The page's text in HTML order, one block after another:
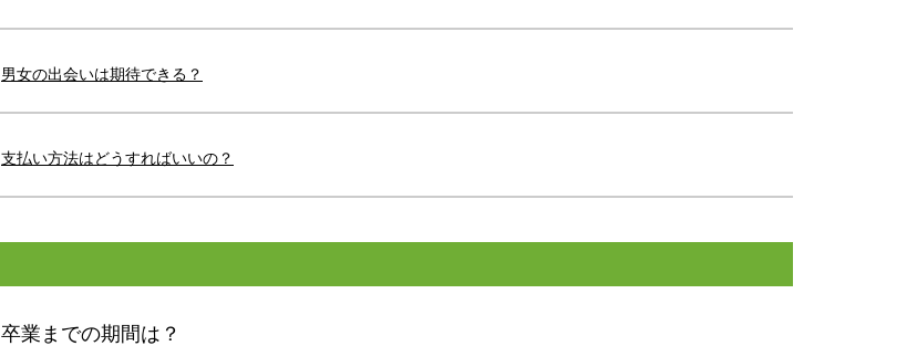
男女の出会いは期待できる？
支払い方法はどうすればいいの？
卒業までの期間は？